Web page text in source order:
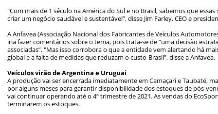
"Com mais de 1 século na América do Sul e no Brasil, sabemos que
criar um negócio saudável e sustentável”, disse Jim Farley, CEO e
A Anfavea (Associação Nacional dos Fabricantes de Veículos
iria fazer comentários sobre o tema, pois trata-se de “uma decisão
associadas”. "Mas isso corrobora o que a entidade vem alertando há
global e a falta de medidas que reduzam o custo-Brasil”, disse a Anfavea.
Veículos virão de Argentina e Uruguai
A produção vai ser encerrada imediatamente em Camaçari e Taubaté,
por alguns meses para garantir disponibilidade dos estoques de pós-
vai continuar operando até o 4º trimestre de 2021. As vendas do
terminarem os estoques.